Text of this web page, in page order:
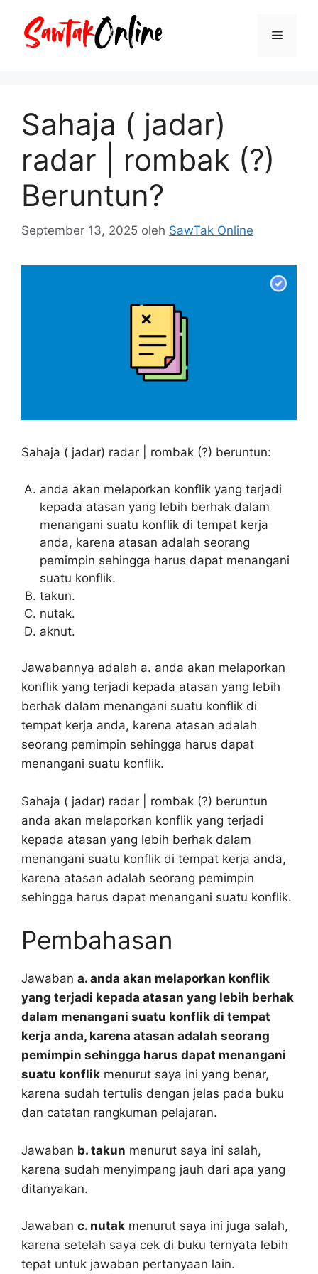
Menu
Sahaja ( jadar)
radar | rombak (?)
Beruntun?
September 13, 2025 oleh SawTak Online
Sahaja ( jadar) radar | rombak (?) beruntun:
anda akan melaporkan konflik yang terjadi
kepada atasan yang lebih berhak dalam
menangani suatu konflik di tempat kerja
anda, karena atasan adalah seorang
pemimpin sehingga harus dapat menangani
suatu konflik.
takun.
nutak.
aknut.
Jawabannya adalah a. anda akan melaporkan
konflik yang terjadi kepada atasan yang lebih
berhak dalam menangani suatu konflik di
tempat kerja anda, karena atasan adalah
seorang pemimpin sehingga harus dapat
menangani suatu konflik.
Sahaja ( jadar) radar | rombak (?) beruntun
anda akan melaporkan konflik yang terjadi
kepada atasan yang lebih berhak dalam
menangani suatu konflik di tempat kerja anda,
karena atasan adalah seorang pemimpin
sehingga harus dapat menangani suatu konflik.
Pembahasan
Jawaban a. anda akan melaporkan konflik
yang terjadi kepada atasan yang lebih berhak
dalam menangani suatu konflik di tempat
kerja anda, karena atasan adalah seorang
pemimpin sehingga harus dapat menangani
suatu konflik menurut saya ini yang benar,
karena sudah tertulis dengan jelas pada buku
dan catatan rangkuman pelajaran.
Jawaban b. takun menurut saya ini salah,
karena sudah menyimpang jauh dari apa yang
ditanyakan.
Jawaban c. nutak menurut saya ini juga salah,
karena setelah saya cek di buku ternyata lebih
tepat untuk jawaban pertanyaan lain.